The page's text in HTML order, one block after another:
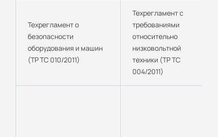
Техрегламент о
безопасности
оборудования и машин
(ТР ТС 010/2011)
Техрегламент с
требованиями
относительно
низковольтной
техники (ТР ТС
004/2011)